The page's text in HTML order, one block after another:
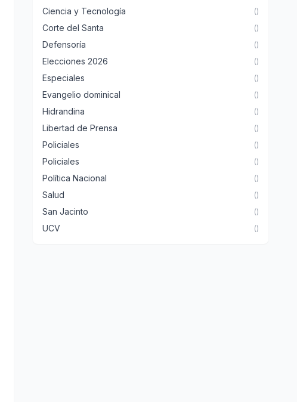
Ciencia y Tecnología ()
Corte del Santa ()
Defensoría ()
Elecciones 2026 ()
Especiales ()
Evangelio dominical ()
Hidrandina ()
Libertad de Prensa ()
Policiales ()
Policiales ()
Política Nacional ()
Salud ()
San Jacinto ()
UCV ()